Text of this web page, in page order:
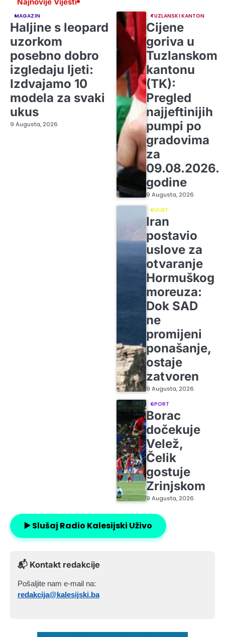
MAGAZIN
Haljine s leopard
uzorkom
posebno dobro
izgledaju ljeti:
Izdvajamo 10
modela za svaki
ukus
9 Augusta, 2026
TUZLANSKI KANTON
Cijene
goriva u
Tuzlanskom
kantonu
(TK):
Pregled
najjeftinijih
pumpi po
gradovima
za
09.08.2026.
godine
9 Augusta, 2026
SVIJET
Iran
postavio
uslove za
otvaranje
Hormuškog
moreuza:
Dok SAD
ne
promijeni
ponašanje,
ostaje
zatvoren
9 Augusta, 2026
SPORT
Borac
dočekuje
Velež,
Čelik
gostuje
Zrinjskom
9 Augusta, 2026
▶️ Slušaj Radio Kalesijski Uživo
📬 Kontakt redakcije
Pošaljite nam e-mail na:
redakcija@kalesijski.ba